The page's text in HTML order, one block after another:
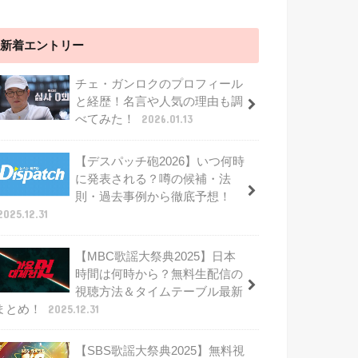
新着エントリー
チェ・ガンロクのプロフィール
と経歴！名言や人気の理由も調
べてみた！
2026.01.13
【デスパッチ砲2026】いつ何時
に発表される？噂の候補・法
則・過去事例から徹底予想！
【MBC歌謡大祭典2025】日本
時間は何時から？無料生配信の
視聴方法＆タイムテーブル最新
とめ！
2025.12.31
【SBS歌謡大祭典2025】無料視